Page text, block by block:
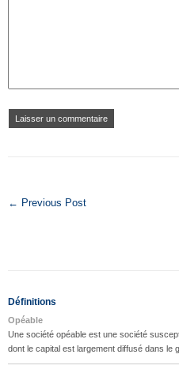
← Previous Post
Définitions
Opéable
Une société opéable est une société
dont le capital est largement diffusé dans le